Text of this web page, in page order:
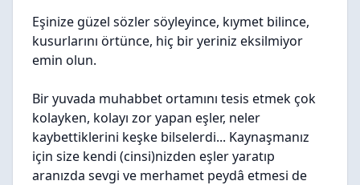
Eşinize güzel sözler söyleyince, kıymet bilince,
kusurlarını örtünce, hiç bir yeriniz eksilmiyor
emin olun.
Bir yuvada muhabbet ortamını tesis etmek çok
kolayken, kolayı zor yapan eşler, neler
kaybettiklerini keşke bilselerdi... Kaynaşmanız
için size kendi (cinsi)nizden eşler yaratıp
aranızda sevgi ve merhamet peydâ etmesi de